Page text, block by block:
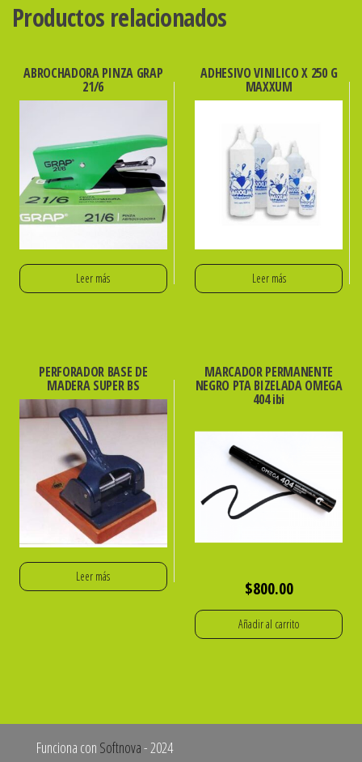
Productos relacionados
ABROCHADORA PINZA GRAP
21/6
Leer más
ADHESIVO VINILICO X 250 G
MAXXUM
Leer más
PERFORADOR BASE DE
MADERA SUPER BS
Leer más
MARCADOR PERMANENTE
NEGRO PTA BIZELADA OMEGA
404 ibi
$800.00
Añadir al carrito
Funciona con Softnova- 2024